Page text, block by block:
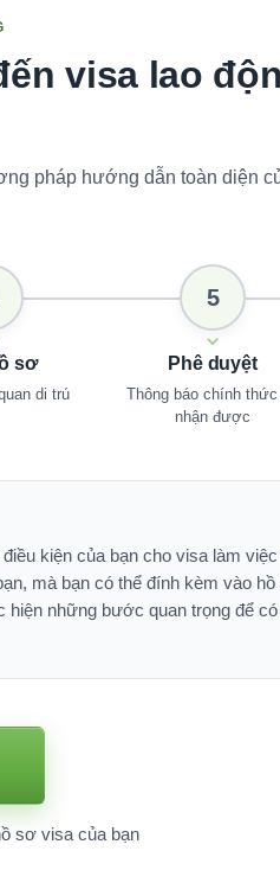
visa lao
pháp hướng dẫn toàn diện
sơ
di trú
5
Phê duyệt
Thông báo chính
nhận được
kiện của bạn cho visa làm
mà bạn có thể đính kèm vào
hiện những bước quan trọng để
sơ visa của bạn